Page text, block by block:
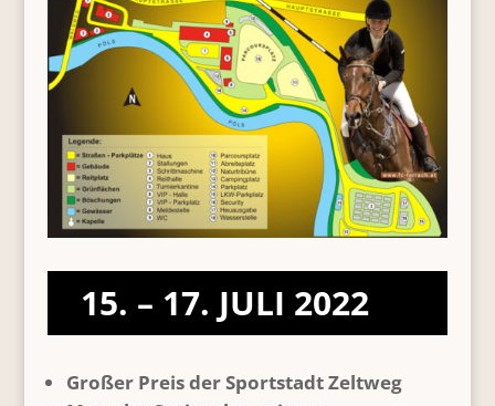
15. – 17. JULI 2022
Großer Preis der Sportstadt Zeltweg